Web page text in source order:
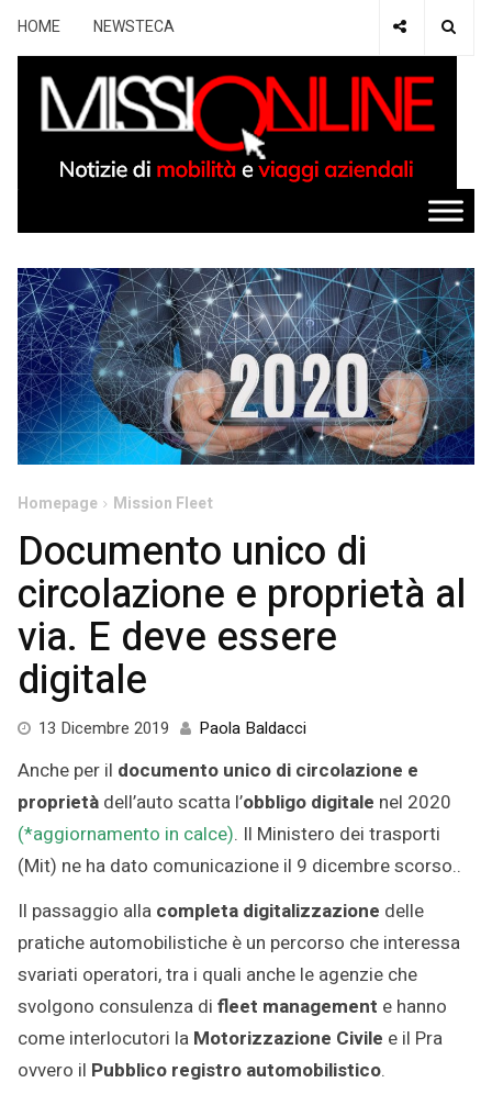
HOME NEWSTECA
Homepage Mission Fleet
Documento unico di
circolazione e proprietà al
via. E deve essere
digitale
13 Dicembre 2019 25
2021
Paola Baldacci
Anche per il documento unico di circolazione e
proprietà dell’auto scatta l’obbligo digitale nel 2020
(*aggiornamento in calce). Il Ministero dei trasporti
(Mit) ne ha dato comunicazione il 9 dicembre scorso..
Il passaggio alla completa digitalizzazione delle
pratiche automobilistiche è un percorso che interessa
svariati operatori, tra i quali anche le agenzie che
svolgono consulenza di fleet management e hanno
come interlocutori la Motorizzazione Civile e il Pra
ovvero il Pubblico registro automobilistico.